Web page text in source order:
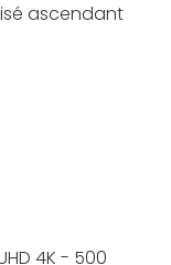
ascendant
4K - 500